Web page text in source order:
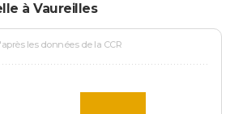
à Vaureilles
les données de la CCR